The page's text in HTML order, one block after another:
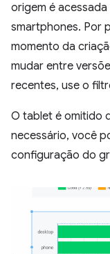
origem é
smartphones. Por
momento da
mudar entre
recentes, use o
O tablet é omitido
necessário, você
configuração do